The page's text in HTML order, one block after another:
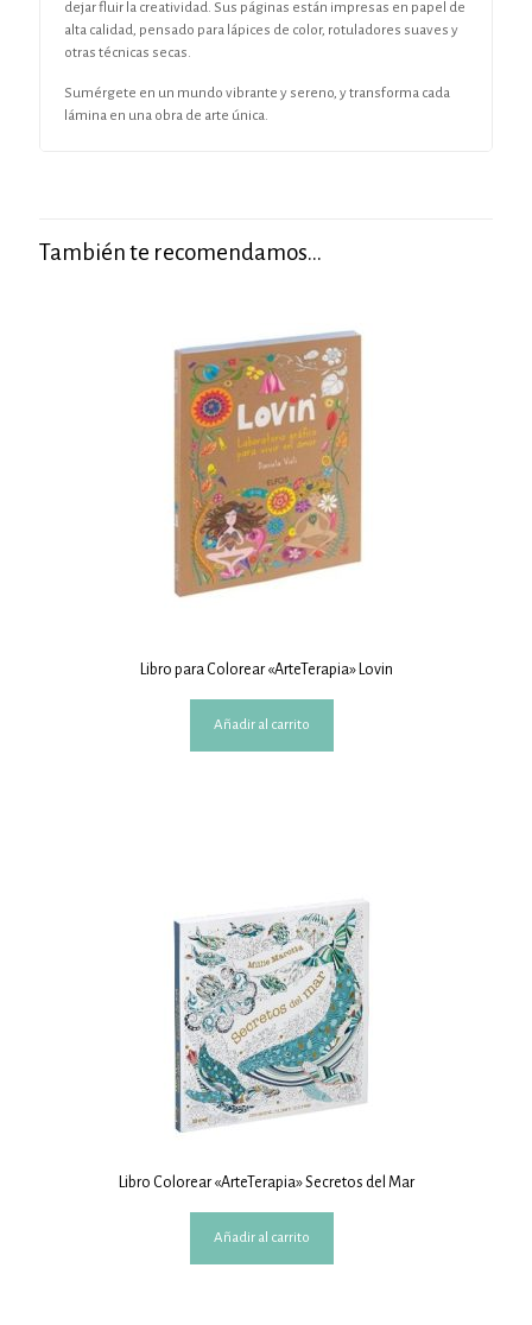
dejar fluir la creatividad. Sus páginas están impresas en papel de
alta calidad, pensado para lápices de color, rotuladores suaves y
otras técnicas secas.
Sumérgete en un mundo vibrante y sereno, y transforma cada
lámina en una obra de arte única.
También te recomendamos…
Libro para Colorear «ArteTerapia» Lovin
Añadir al carrito
Libro Colorear «ArteTerapia» Secretos del Mar
Añadir al carrito